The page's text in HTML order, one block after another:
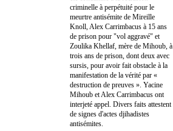
criminelle à perpétuité pour le
meurtre antisémite de Mireille
Knoll, Alex Carrimbacus à 15 ans
de prison pour "vol aggravé" et
Zoulika Khellaf, mère de Mihoub, à
trois ans de prison, dont deux avec
sursis, pour avoir fait obstacle à la
manifestation de la vérité par «
destruction de preuves ». Yacine
Mihoub et Alex Carrimbacus ont
interjeté appel. Divers faits attestent
de signes d'actes djihadistes
antisémites.